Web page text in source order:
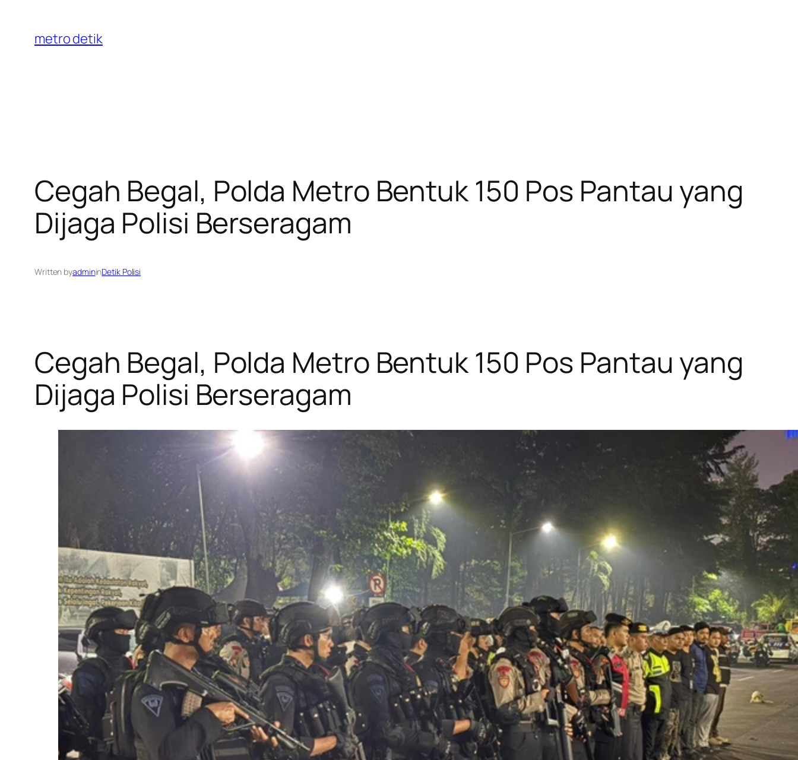
content
metro detik
Cegah Begal, Polda Metro Bentuk 150 Pos Pantau yang
Dijaga Polisi Berseragam
Written byadmininDetik Polisi
Cegah Begal, Polda Metro Bentuk 150 Pos Pantau yang
Dijaga Polisi Berseragam